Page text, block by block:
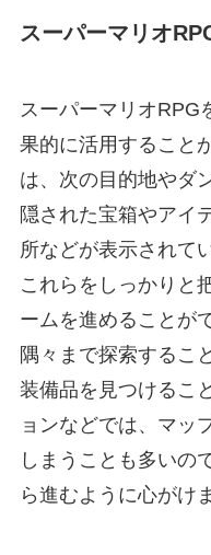
スーパーマリオ
スーパーマリオRPG
果的に活用すること
は、次の目的地やダ
隠された宝箱やアイ
所などが表示されて
これらをしっかりと
ームを進めることが
隅々まで探索するこ
装備品を見つけるこ
ョンなどでは、マッ
しまうことも多いの
ら進むように心がけ